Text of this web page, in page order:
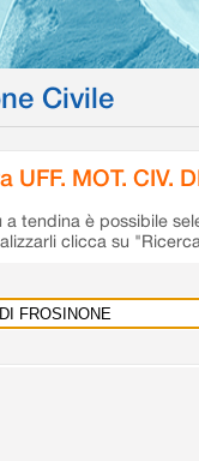
Civile
UFF. MOT. CIV.
a tendina è possibile
clicca su